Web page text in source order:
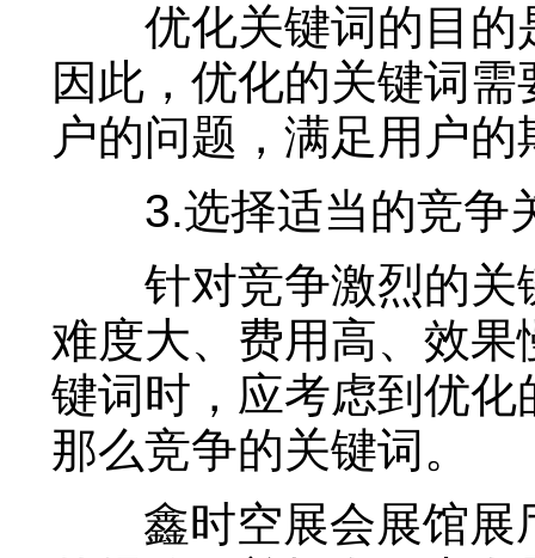
优化关键词的目的
因此，优化的关键词
户的问题，满足用户的
3.选择适当的竞争
针对竞争激烈的关
难度大、费用高、效
键词时，应考虑到优
那么竞争的关键词。
鑫时空展会展馆展